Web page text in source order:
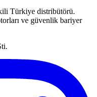
Türkiye distribütörü.
ve güvenlik bariyer